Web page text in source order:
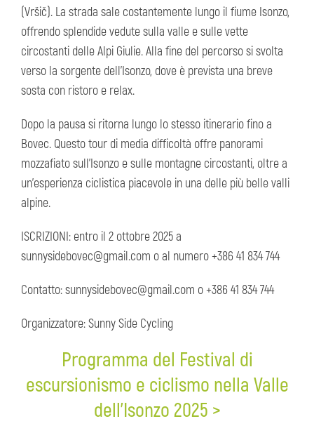
(Vršič). La strada sale costantemente lungo il fiume Isonzo,
offrendo splendide vedute sulla valle e sulle vette
circostanti delle Alpi Giulie. Alla fine del percorso si svolta
verso la sorgente dell’Isonzo, dove è prevista una breve
sosta con ristoro e relax.
Dopo la pausa si ritorna lungo lo stesso itinerario fino a
Bovec. Questo tour di media difficoltà offre panorami
mozzafiato sull’Isonzo e sulle montagne circostanti, oltre a
un’esperienza ciclistica piacevole in una delle più belle valli
alpine.
ISCRIZIONI: entro il 2 ottobre 2025 a
sunnysidebovec@gmail.com o al numero +386 41 834 744
Contatto: sunnysidebovec@gmail.com o +386 41 834 744
Organizzatore: Sunny Side Cycling
Programma del Festival di
escursionismo e ciclismo nella Valle
dell’Isonzo 2025 >